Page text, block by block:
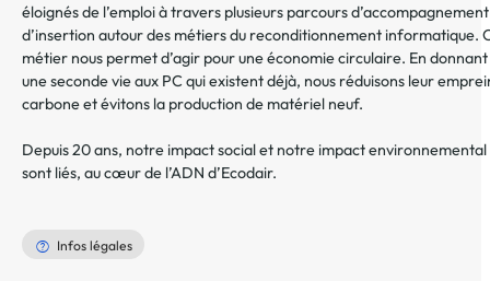
éloignés de l’emploi à travers plusieurs parcours
d’insertion autour des métiers du reconditionnement informatique.
métier nous permet d’agir pour une économie circulaire. En donnant
une seconde vie aux PC qui existent déjà, nous réduisons leur
carbone et évitons la production de matériel neuf.
Depuis 20 ans, notre impact social et notre impact environnemental
sont liés, au cœur de l’ADN d’Ecodair.
Infos légales